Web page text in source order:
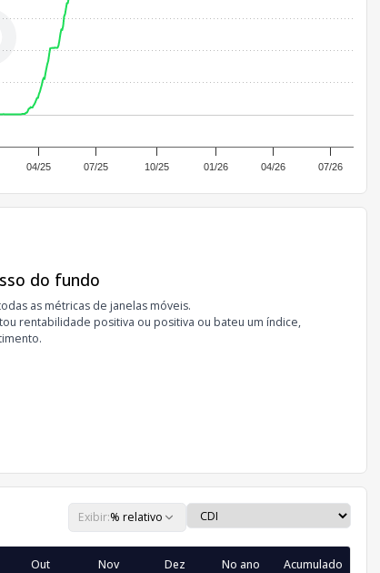
04/25 07/25 10/25 01/26 04/26 07/26
do fundo
as métricas de janelas móveis.
rentabilidade positiva ou positiva ou bateu um índice,
Exibir:% relativo
Out Nov Dez No ano
Acumulado